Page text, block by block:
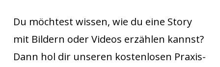
Du möchtest wissen, wie du eine Story
mit Bildern oder Videos erzählen kannst?
Dann hol dir unseren kostenlosen Praxis-